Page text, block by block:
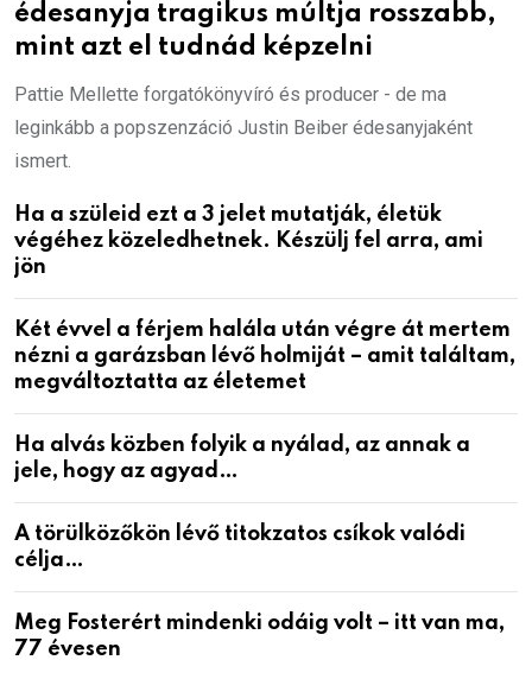
édesanyja tragikus múltja rosszabb,
mint azt el tudnád képzelni
Pattie Mellette forgatókönyvíró és producer - de ma
leginkább a popszenzáció Justin Beiber édesanyjaként
ismert.
Ha a szüleid ezt a 3 jelet mutatják, életük
végéhez közeledhetnek. Készülj fel arra, ami
jön
Két évvel a férjem halála után végre át mertem
nézni a garázsban lévő holmiját – amit találtam,
megváltoztatta az életemet
Ha alvás közben folyik a nyálad, az annak a
jele, hogy az agyad…
A törülközőkön lévő titokzatos csíkok valódi
célja…
Meg Fosterért mindenki odáig volt – itt van ma,
77 évesen